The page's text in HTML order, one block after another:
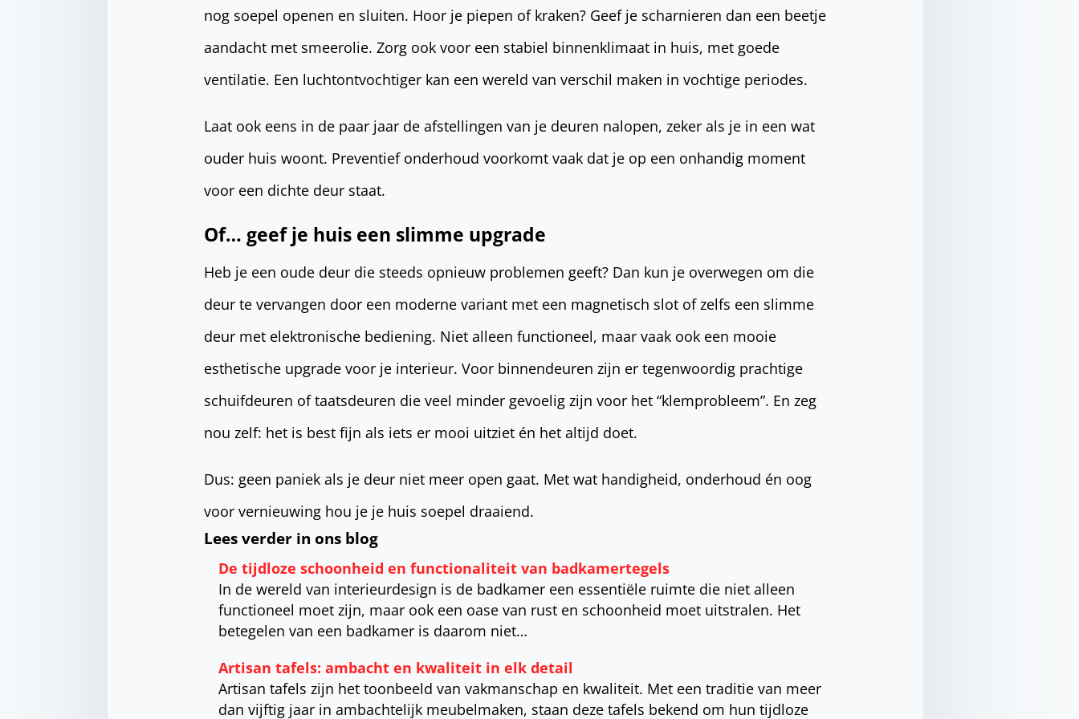
nog soepel openen en sluiten. Hoor je piepen of kraken? Geef je scharnieren dan een beetje
aandacht met smeerolie. Zorg ook voor een stabiel binnenklimaat in huis, met goede
ventilatie. Een luchtontvochtiger kan een wereld van verschil maken in vochtige periodes.
Laat ook eens in de paar jaar de afstellingen van je deuren nalopen, zeker als je in een wat
ouder huis woont. Preventief onderhoud voorkomt vaak dat je op een onhandig moment
voor een dichte deur staat.
Of… geef je huis een slimme upgrade
Heb je een oude deur die steeds opnieuw problemen geeft? Dan kun je overwegen om die
deur te vervangen door een moderne variant met een magnetisch slot of zelfs een slimme
deur met elektronische bediening. Niet alleen functioneel, maar vaak ook een mooie
esthetische upgrade voor je interieur. Voor binnendeuren zijn er tegenwoordig prachtige
schuifdeuren of taatsdeuren die veel minder gevoelig zijn voor het “klemprobleem”. En zeg
nou zelf: het is best fijn als iets er mooi uitziet én het altijd doet.
Dus: geen paniek als je deur niet meer open gaat. Met wat handigheid, onderhoud én oog
voor vernieuwing hou je je huis soepel draaiend.
Lees verder in ons blog
De tijdloze schoonheid en functionaliteit van badkamertegels
In de wereld van interieurdesign is de badkamer een essentiële ruimte die niet alleen
functioneel moet zijn, maar ook een oase van rust en schoonheid moet uitstralen. Het
betegelen van een badkamer is daarom niet…
Artisan tafels: ambacht en kwaliteit in elk detail
Artisan tafels zijn het toonbeeld van vakmanschap en kwaliteit. Met een traditie van meer
dan vijftig jaar in ambachtelijk meubelmaken, staan deze tafels bekend om hun tijdloze